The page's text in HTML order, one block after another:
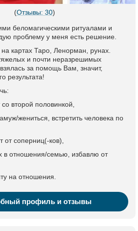
(Отзывы: 30)
беломагическими ритуалами и
проблему у меня есть решение.
картах Таро, Ленорман, рунах.
и почти неразрешимых
за помощь Вам, значит,
результата!
второй половинкой,
жениться, встретить человека по
от соперниц(-ков),
в отношения/семью, избавлю от
на отношения.
профиль и отзывы